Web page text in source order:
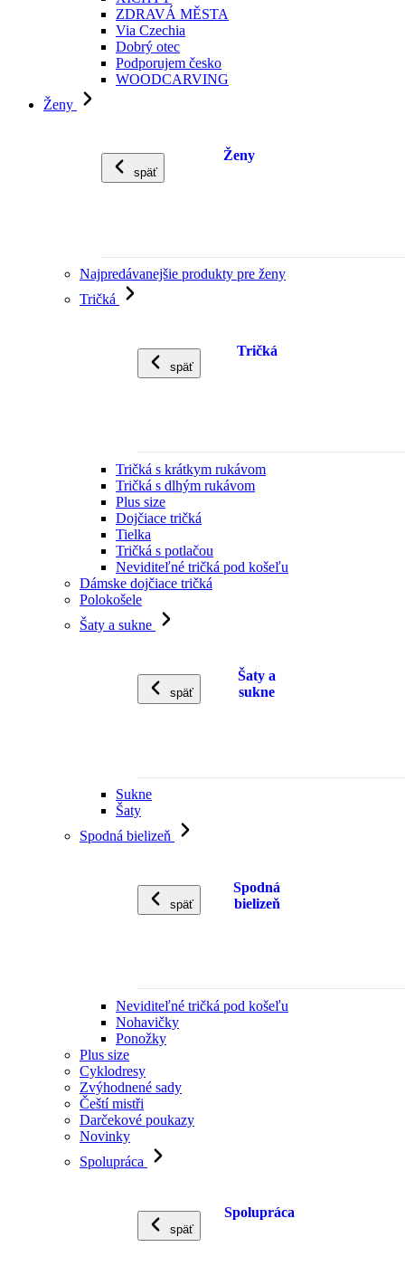
ZDRAVÁ MĚSTA
Via Czechia
Dobrý otec
Podporujem česko
WOODCARVING
Ženy
späť
Ženy
Najpredávanejšie produkty pre ženy
Tričká
späť
Tričká
Tričká s krátkym rukávom
Tričká s dlhým rukávom
Plus size
Dojčiace tričká
Tielka
Tričká s potlačou
Neviditeľné tričká pod košeľu
Dámske dojčiace tričká
Polokošele
Šaty a sukne
späť
Šaty a
sukne
Sukne
Šaty
Spodná bielizeň
späť
Spodná
bielizeň
Neviditeľné tričká pod košeľu
Nohavičky
Ponožky
Plus size
Cyklodresy
Zvýhodnené sady
Čeští mistři
Darčekové poukazy
Novinky
Spolupráca
späť
Spolupráca